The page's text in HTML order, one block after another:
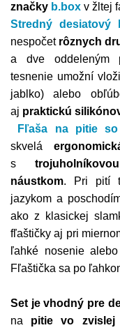
značky b.box v žltej
Stredný desiatový
nespočet rôznych
a dve oddeleným
tesnenie umožní
jablko) alebo
aj praktickú
Fľaša na pitie so
skvelá
s
náustkom.
Pri pití
jazykom a
ako z klasickej
fľaštičky aj pri
ľahké nosenie
Fľaštička sa po
Set je vhodný pre
na pitie vo zvislej